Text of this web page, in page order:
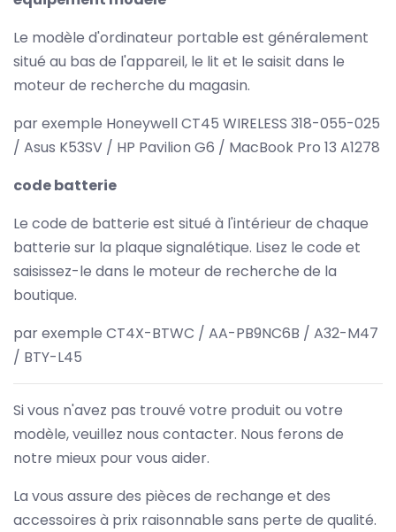
Le modèle d'ordinateur portable est généralement
situé au bas de l'appareil, le lit et le saisit dans le
moteur de recherche du magasin.
par exemple Honeywell CT45 WIRELESS 318-055-025
/ Asus K53SV / HP Pavilion G6 / MacBook Pro 13 A1278
code batterie
Le code de batterie est situé à l'intérieur de chaque
batterie sur la plaque signalétique. Lisez le code et
saisissez-le dans le moteur de recherche de la
boutique.
par exemple CT4X-BTWC / AA-PB9NC6B / A32-M47
/ BTY-L45
Si vous n'avez pas trouvé votre produit ou votre
modèle, veuillez nous contacter. Nous ferons de
notre mieux pour vous aider.
La vous assure des pièces de rechange et des
accessoires à prix raisonnable sans perte de qualité.